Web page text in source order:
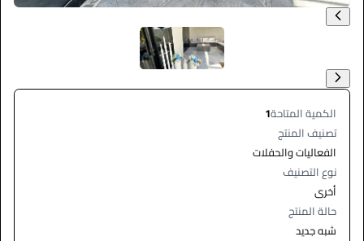
الكمية المتاحة1
تصنيف المنتج
الفعاليات والحفلات
نوع التصنيف
أخرى
حالة المنتج
شبه جديد